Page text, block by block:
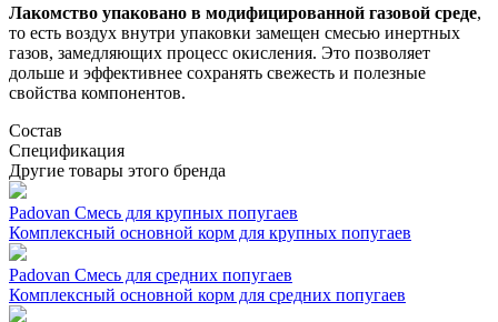
Лакомство упаковано в модифицированной газовой среде,
то есть воздух внутри упаковки замещен смесью инертных
газов, замедляющих процесс окисления. Это позволяет
дольше и эффективнее сохранять свежесть и полезные
свойства компонентов.
Состав
Спецификация
Другие товары этого бренда
Padovan Смесь для крупных попугаев
Комплексный основной корм для крупных попугаев
Padovan Смесь для средних попугаев
Комплексный основной корм для средних попугаев